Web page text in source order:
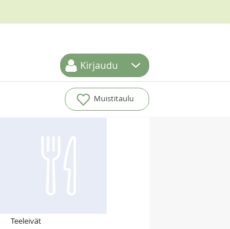
Kirjaudu
Muistitaulu
Teeleivät